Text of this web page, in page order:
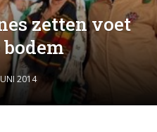
zetten voet
2014